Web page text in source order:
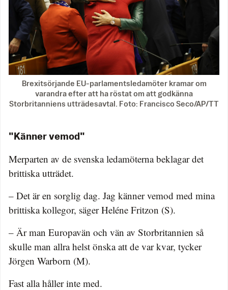
Brexitsörjande EU-parlamentsledamöter kramar om
varandra efter att ha röstat om att godkänna
Storbritanniens utträdesavtal. Foto: Francisco Seco/AP/TT
"Känner vemod"
Merparten av de svenska ledamöterna beklagar det
brittiska utträdet.
– Det är en sorglig dag. Jag känner vemod med mina
brittiska kollegor, säger Heléne Fritzon (S).
– Är man Europavän och vän av Storbritannien så
skulle man allra helst önska att de var kvar, tycker
Jörgen Warborn (M).
Fast alla håller inte med.